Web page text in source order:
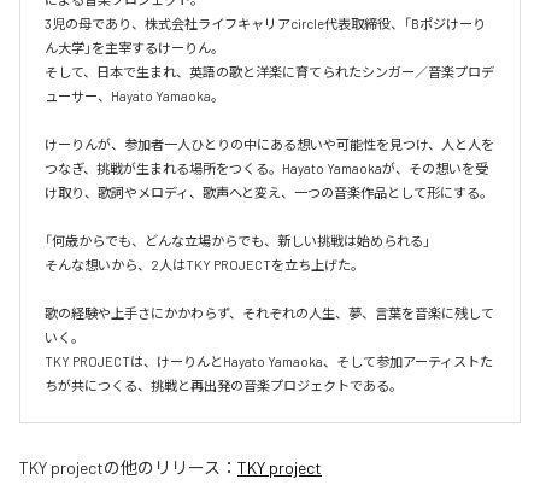
3児の母であり、株式会社ライフキャリアcircle代表取締役、「Bポジけーり
ん大学」を主宰するけーりん。
そして、日本で生まれ、英語の歌と洋楽に育てられたシンガー／音楽プロデ
ューサー、Hayato Yamaoka。
けーりんが、参加者一人ひとりの中にある想いや可能性を見つけ、人と人を
つなぎ、挑戦が生まれる場所をつくる。Hayato Yamaokaが、その想いを受
け取り、歌詞やメロディ、歌声へと変え、一つの音楽作品として形にする。
「何歳からでも、どんな立場からでも、新しい挑戦は始められる」
そんな想いから、2人はTKY PROJECTを立ち上げた。
歌の経験や上手さにかかわらず、それぞれの人生、夢、言葉を音楽に残して
いく。
TKY PROJECTは、けーりんとHayato Yamaoka、そして参加アーティストた
ちが共につくる、挑戦と再出発の音楽プロジェクトである。
TKY projectの他のリリース： TKY project